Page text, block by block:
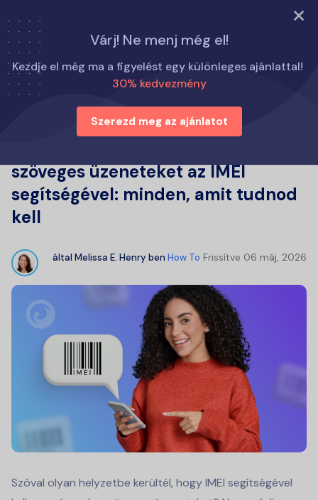
PRÓBÁLJA KI MOST
Várj! Ne menj még el!
Kezdje el még ma a figyelést egy különleges ajánlattal!
30% kedvezmény
Szerezd meg az ajánlatot
Otthon
Hogyan kell
Hogyan lehet megtekinteni a szöveges üzeneteket az IMEI
segítségével: minden, amit tudnod kell
szöveges üzeneteket az IMEI
segítségével: minden, amit tudnod
kell
által Melissa E. Henry ben How To Frissítve 06 máj, 2026
Szóval olyan helyzetbe kerültél, hogy IMEI segítségével